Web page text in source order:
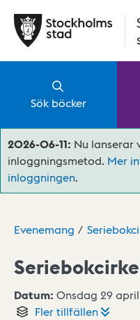
Sök böcker
2026-06-11: Nu lanserar
inloggningsmetod. Mer
inloggningen.
Evenemang
Datum: Onsdag 29
Flertillfällen